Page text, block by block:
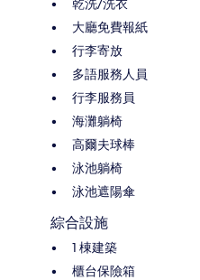
乾洗/洗衣
大廳免費報紙
行李寄放
多語服務人員
行李服務員
海灘躺椅
高爾夫球棒
泳池躺椅
泳池遮陽傘
綜合設施
1 棟建築
櫃台保險箱